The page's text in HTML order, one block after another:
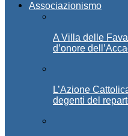
Associazionismo
A Villa delle
d’onore
L’Azione
degenti del